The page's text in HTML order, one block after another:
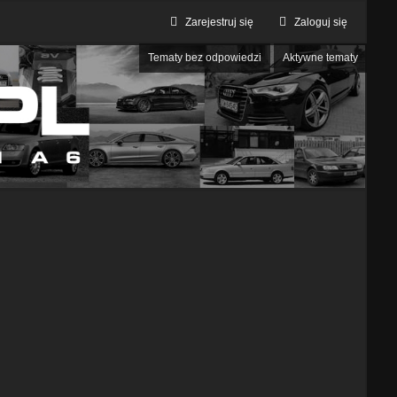
Zaloguj się
Zarejestruj się
Tematy bez odpowiedzi Aktywne tematy